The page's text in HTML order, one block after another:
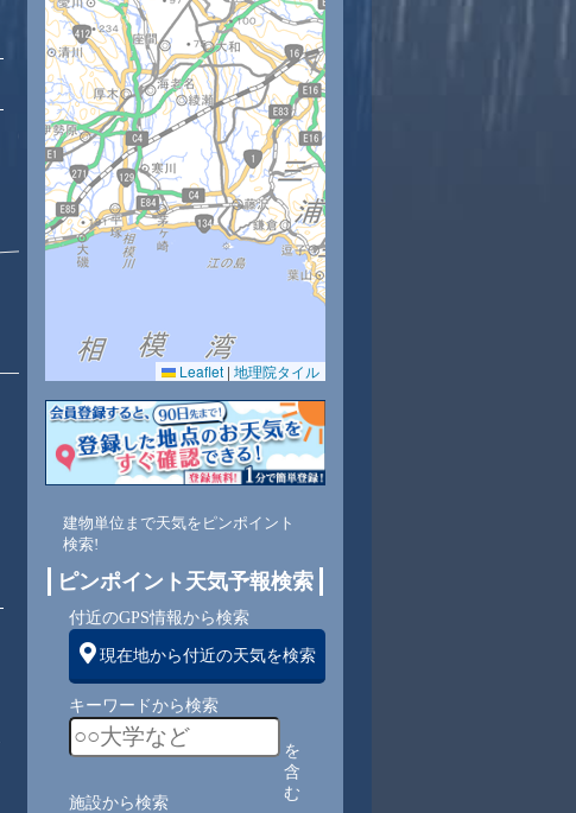
10時 11時 12時 13時 14時
28 29 30 31
60 56 54 57
北東 東 東
2 2 2 2
Leaflet | 地理院タイル
建物単位まで天気をピンポイント
検索!
ピンポイント天気予報検索
付近のGPS情報から検索
現在地から付近の天気を検索
キーワードから検索
を
含
む
施設から検索